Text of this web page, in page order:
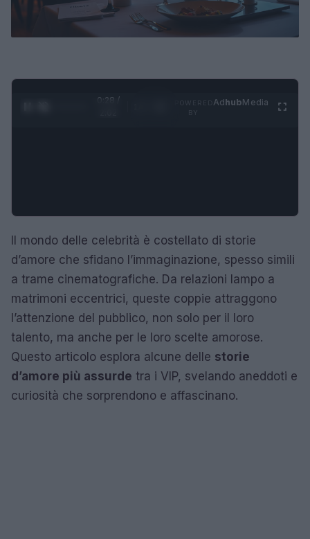
0:28 /
AdhubMedia
Il mondo delle celebrità è costellato di storie
d’amore che sfidano l’immaginazione, spesso simili
a trame cinematografiche. Da relazioni lampo a
matrimoni eccentrici, queste coppie attraggono
l’attenzione del pubblico, non solo per il loro
talento, ma anche per le loro scelte amorose.
Questo articolo esplora alcune delle storie
d’amore più assurde tra i VIP, svelando aneddoti e
curiosità che sorprendono e affascinano.